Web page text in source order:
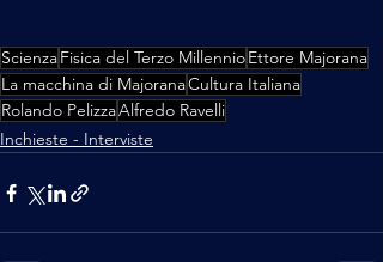
ScienzaFisica del Terzo MillennioEttore Majorana
La macchina di MajoranaCultura Italiana
Rolando PelizzaAlfredo Ravelli
Inchieste - Interviste